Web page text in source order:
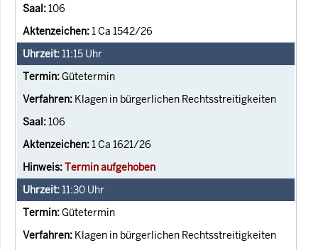
106
1 Ca 1542/26
11:15 Uhr
Gütetermin
Klagen in bürgerlichen Rechtsstreitigkeiten
106
1 Ca 1621/26
Termin aufgehoben
11:30 Uhr
Gütetermin
Klagen in bürgerlichen Rechtsstreitigkeiten